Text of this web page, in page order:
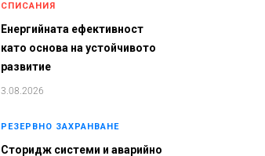
СПИСАНИЯ
Енергийната ефективност
като основа на устойчивото
развитие
3.08.2026
РЕЗЕРВНО ЗАХРАНВАНЕ
Сторидж системи и аварийно